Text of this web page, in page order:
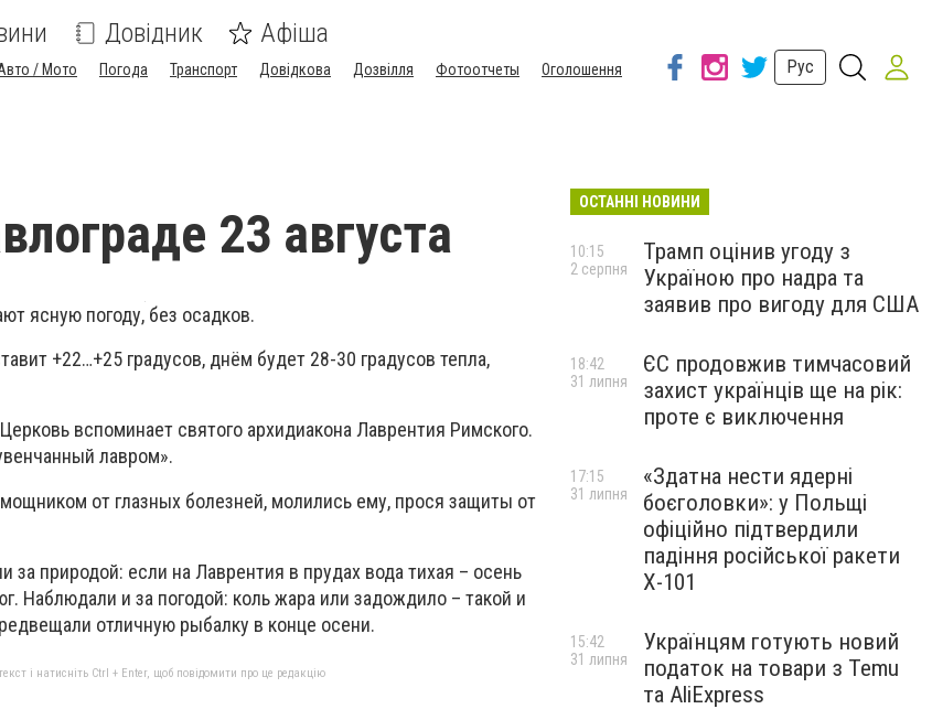
Довідник Афіша
/ Мото Погода Транспорт Довідкова Дозвілля Фотоотчеты
Оголошення
Рус
23 августа
ясную погоду, без осадков.
+22…+25 градусов, днём будет 28-30 градусов тепла,
вспоминает святого архидиакона Лаврентия Римского.
лавром».
от глазных болезней, молились ему, прося защиты от
за природой: если на Лаврентия в прудах вода тихая – осень
Наблюдали и за погодой: коль жара или задождило – такой и
отличную рыбалку в конце осени.
і натисніть Ctrl + Enter, щоб повідомити про це редакцію
ОСТАННІ НОВИНИ
Трамп оцінив угоду з
Україною про надра та
заявив про вигоду для США
10:15
2 серпня
ЄС продовжив тимчасовий
захист українців ще на рік:
проте є виключення
18:42
31 липня
«Здатна нести ядерні
боєголовки»: у Польщі
офіційно підтвердили
падіння російської ракети
Х-101
17:15
31 липня
Українцям готують новий
податок на товари з Temu
та AliExpress
15:42
31 липня